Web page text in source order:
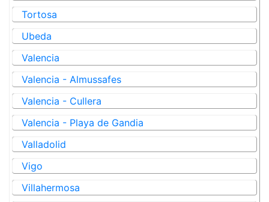
Tortosa
Ubeda
Valencia
Valencia - Almussafes
Valencia - Cullera
Valencia - Playa de Gandia
Valladolid
Vigo
Villahermosa